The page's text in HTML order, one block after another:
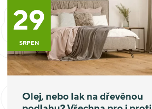
29
SRPEN
Olej, nebo lak na dřevěnou